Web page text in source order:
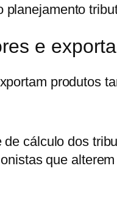
e
produtos
cálculo dos
que